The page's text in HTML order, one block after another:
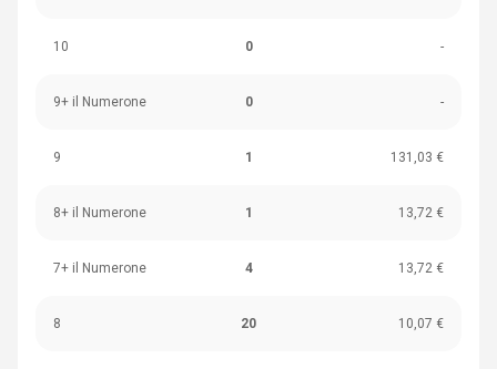
10 0 -
9+ il Numerone 0 -
9 1 131,03 €
8+ il Numerone 1 13,72 €
7+ il Numerone 4 13,72 €
8 20 10,07 €